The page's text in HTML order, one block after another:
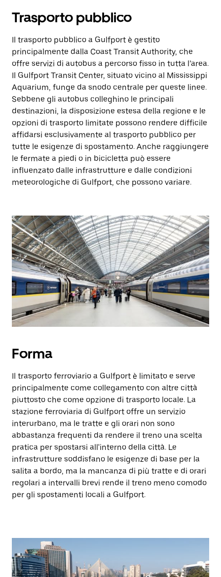
Trasporto pubblico
Il trasporto pubblico a Gulfport è gestito
principalmente dalla Coast Transit Authority, che
offre servizi di autobus a percorso fisso in tutta l’area.
Il Gulfport Transit Center, situato vicino al Mississippi
Aquarium, funge da snodo centrale per queste linee.
Sebbene gli autobus colleghino le principali
destinazioni, la disposizione estesa della regione e le
opzioni di trasporto limitate possono rendere difficile
affidarsi esclusivamente al trasporto pubblico per
tutte le esigenze di spostamento. Anche raggiungere
le fermate a piedi o in bicicletta può essere
influenzato dalle infrastrutture e dalle condizioni
meteorologiche di Gulfport, che possono variare.
Forma
Il trasporto ferroviario a Gulfport è limitato e serve
principalmente come collegamento con altre città
piuttosto che come opzione di trasporto locale. La
stazione ferroviaria di Gulfport offre un servizio
interurbano, ma le tratte e gli orari non sono
abbastanza frequenti da rendere il treno una scelta
pratica per spostarsi all'interno della città. Le
infrastrutture soddisfano le esigenze di base per la
salita a bordo, ma la mancanza di più tratte e di orari
regolari a intervalli brevi rende il treno meno comodo
per gli spostamenti locali a Gulfport.